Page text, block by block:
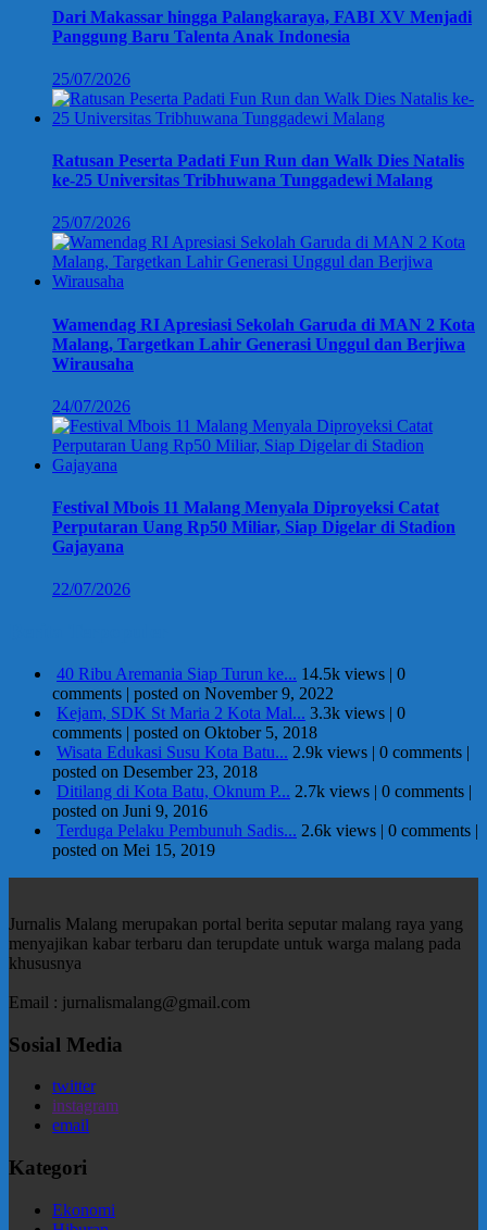
Dari Makassar hingga Palangkaraya, FABI XV Menjadi
Panggung Baru Talenta Anak Indonesia
25/07/2026
Ratusan Peserta Padati Fun Run dan Walk Dies Natalis
ke-25 Universitas Tribhuwana Tunggadewi Malang
25/07/2026
Wamendag RI Apresiasi Sekolah Garuda di MAN 2 Kota
Malang, Targetkan Lahir Generasi Unggul dan Berjiwa
Wirausaha
24/07/2026
Festival Mbois 11 Malang Menyala Diproyeksi Catat
Perputaran Uang Rp50 Miliar, Siap Digelar di Stadion
Gajayana
22/07/2026
40 Ribu Aremania Siap Turun ke... 14.5k views | 0
comments | posted on November 9, 2022
Kejam, SDK St Maria 2 Kota Mal... 3.3k views | 0
comments | posted on Oktober 5, 2018
Wisata Edukasi Susu Kota Batu... 2.9k views | 0 comments |
posted on Desember 23, 2018
Ditilang di Kota Batu, Oknum P... 2.7k views | 0 comments |
posted on Juni 9, 2016
Terduga Pelaku Pembunuh Sadis... 2.6k views | 0 comments |
posted on Mei 15, 2019
Jurnalis Malang merupakan portal berita seputar malang raya yang
menyajikan kabar terbaru dan terupdate untuk warga malang pada
khususnya
Email : jurnalismalang@gmail.com
Sosial Media
twitter
instagram
email
Kategori
Ekonomi